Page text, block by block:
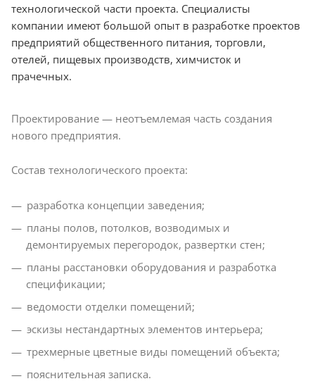
технологической части проекта. Специалисты
компании имеют большой опыт в разработке проектов
предприятий общественного питания, торговли,
отелей, пищевых производств, химчисток и
прачечных.
Проектирование — неотъемлемая часть создания
нового предприятия.
Состав технологического проекта:
разработка концепции заведения;
планы полов, потолков, возводимых и
демонтируемых перегородок, развертки стен;
планы расстановки оборудования и разработка
спецификации;
ведомости отделки помещений;
эскизы нестандартных элементов интерьера;
трехмерные цветные виды помещений объекта;
пояснительная записка.